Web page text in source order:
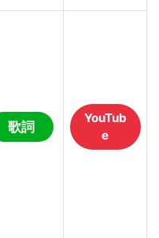
歌詞
YouTub
e